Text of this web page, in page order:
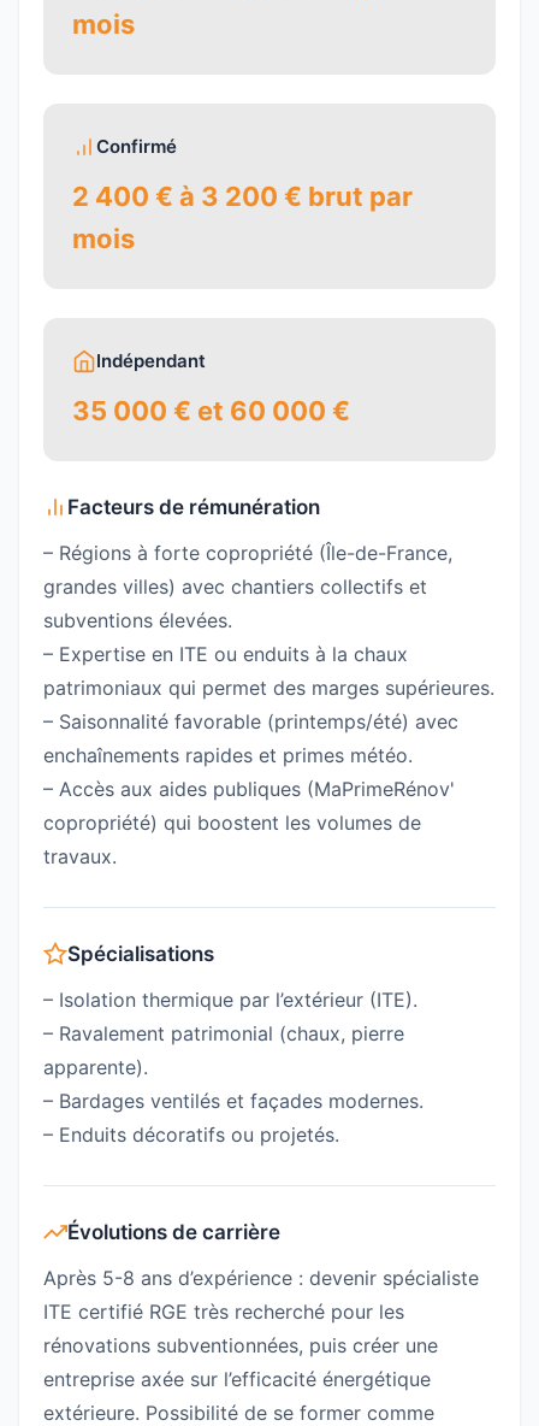
mois
Confirmé
2 400 € à 3 200 € brut par
mois
Indépendant
35 000 € et 60 000 €
Facteurs de rémunération
– Régions à forte copropriété (Île-de-France,
grandes villes) avec chantiers collectifs et
subventions élevées.
– Expertise en ITE ou enduits à la chaux
patrimoniaux qui permet des marges supérieures.
– Saisonnalité favorable (printemps/été) avec
enchaînements rapides et primes météo.
– Accès aux aides publiques (MaPrimeRénov'
copropriété) qui boostent les volumes de
travaux.
Spécialisations
– Isolation thermique par l’extérieur (ITE).
– Ravalement patrimonial (chaux, pierre
apparente).
– Bardages ventilés et façades modernes.
– Enduits décoratifs ou projetés.
Évolutions de carrière
Après 5-8 ans d’expérience : devenir spécialiste
ITE certifié RGE très recherché pour les
rénovations subventionnées, puis créer une
entreprise axée sur l’efficacité énergétique
extérieure. Possibilité de se former comme